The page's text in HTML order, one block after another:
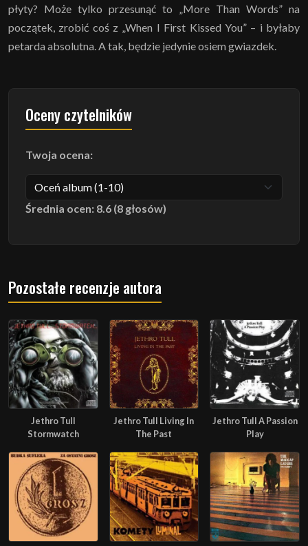
płyty? Może tylko przesunąć to „More Than Words” na
początek, zrobić coś z „When I First Kissed You” – i byłaby
petarda absolutna. A tak, będzie jedynie osiem gwiazdek.
Oceny czytelników
Twoja ocena:
Średnia ocen: 8.6 (8 głosów)
Pozostałe recenzje autora
Jethro Tull
Stormwatch
Jethro Tull Living In
The Past
Jethro Tull A Passion
Play